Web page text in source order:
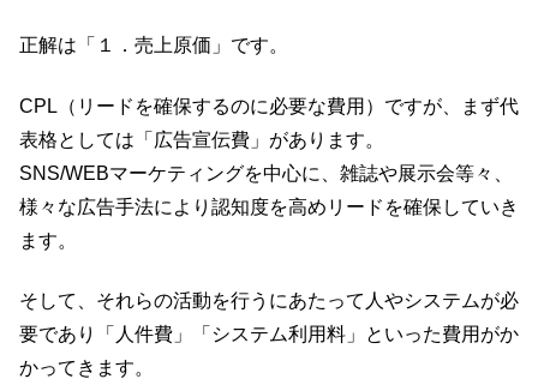
正解は「１．売上原価」です。
CPL（リードを確保するのに必要な費用）ですが、まず代
表格としては「広告宣伝費」があります。
SNS/WEBマーケティングを中心に、雑誌や展示会等々、
様々な広告手法により認知度を高めリードを確保していき
ます。
そして、それらの活動を行うにあたって人やシステムが必
要であり「人件費」「システム利用料」といった費用がか
かってきます。